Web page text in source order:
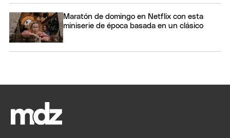
Maratón de domingo en Netflix con esta
miniserie de época basada en un clásico